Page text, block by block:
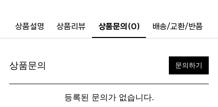
상품설명 상품리뷰 상품문의(0) 배송/교환/반품
상품문의 문의하기
등록된 문의가 없습니다.